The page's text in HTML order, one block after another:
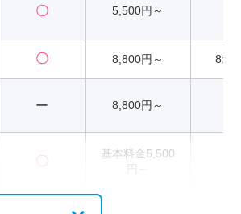
〇 5,500円～
〇 8,800円～ 8:00-
ー 8,800円～
〇
基本料金5,500